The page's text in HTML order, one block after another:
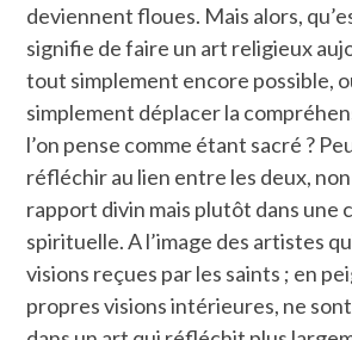
deviennent floues. Mais alors,
signifie de faire un art religieux
tout simplement encore possible,
simplement déplacer la
l’on pense comme étant sacré ?
réfléchir au lien entre les deux,
rapport divin mais plutôt dans une
spirituelle. A l’image des artistes
visions reçues par les saints ; en
propres visions intérieures, ne